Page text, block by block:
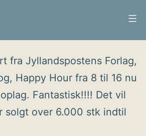
fra Jyllandspostens Forlag,
Happy Hour fra 8 til 16 nu
Fantastisk!!!! Det vil
solgt over 6.000 stk indtil